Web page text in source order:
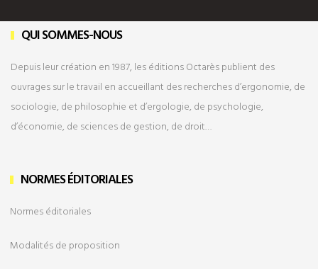
QUI SOMMES-NOUS
Depuis leur création en 1987, les éditions Octarès publient des
ouvrages sur le travail en accueillant des recherches d’ergonomie, de
sociologie, de philosophie et d’ergologie, de psychologie,
d’économie, de sciences de gestion, de droit…
NORMES ÉDITORIALES
Normes éditoriales
Modalités de proposition